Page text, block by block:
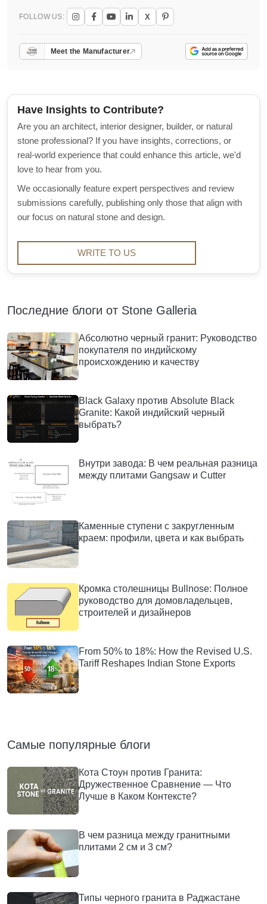
FOLLOW US: X
Meet the Manufacturer
Have Insights to Contribute?
Are you an architect, interior designer, builder, or natural
stone professional? If you have insights, corrections, or
real-world experience that could enhance this article, we'd
love to hear from you.
We occasionally feature expert perspectives and review
submissions carefully, publishing only those that align with
our focus on natural stone and design.
WRITE TO US
Последние блоги от Stone Galleria
Абсолютно черный гранит: Руководство
покупателя по индийскому
происхождению и качеству
Black Galaxy против Absolute Black
Granite: Какой индийский черный
выбрать?
Внутри завода: В чем реальная разница
между плитами Gangsaw и Cutter
Каменные ступени с закругленным
краем: профили, цвета и как выбрать
Кромка столешницы Bullnose: Полное
руководство для домовладельцев,
строителей и дизайнеров
From 50% to 18%: How the Revised U.S.
Tariff Reshapes Indian Stone Exports
Самые популярные блоги
Кота Стоун против Гранита:
Дружественное Сравнение — Что
Лучше в Каком Контексте?
В чем разница между гранитными
плитами 2 см и 3 см?
Типы черного гранита в Раджастане